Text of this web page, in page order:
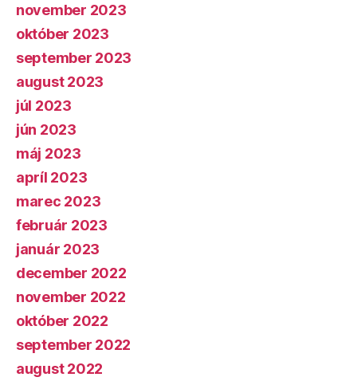
november 2023
október 2023
september 2023
august 2023
júl 2023
jún 2023
máj 2023
apríl 2023
marec 2023
február 2023
január 2023
december 2022
november 2022
október 2022
september 2022
august 2022